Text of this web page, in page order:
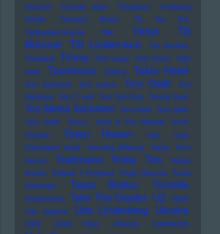
Pynchon
Thomas Stein Thompson
Throbbing
Gristle
Thurston Moore
Tic Tac Toe
Tiefbasskommando TBK
Tikhet
Till
Brönner Till Lindemann
Tim Buckley
Timewarp Timmy Timo Lassy Tina Turner Toby
Keith
Tocotronic Tokens Tokio Hotel
Tom Gerhardt Tom Lehrer Tom Odell
Tom
Robinson Tom T. Hall Tom Tom Club Tommy Cash
Ton Steine Scherben Toni Krahl Tony Allen
Tony Krahl
Tony-L Toots & The Maytals
Torch
Tortoise
Toten Hosen Toto
Toya
Transvision Vamp
Traveling Wilburys Travis
Trent
Reznor
Trettmann Tricky Trio
Tristan
Brusch Tristwch Y Fenywod Trojan Records Tunde
Adebimpe
Tupac Shakur Turnstile
Tuxedomoon Tyler The Creator U2
UB40
Udo Jürgens
Udo Lindenberg Ukraine
UKW Ulrich Tukur Ultravox Underworld